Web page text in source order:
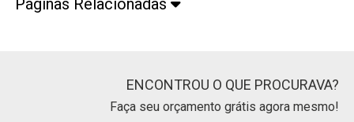
Páginas Relacionadas
ENCONTROU O QUE PROCURAVA?
Faça seu orçamento grátis agora mesmo!